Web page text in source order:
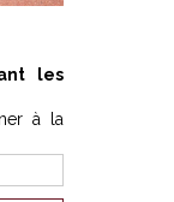
les
à la